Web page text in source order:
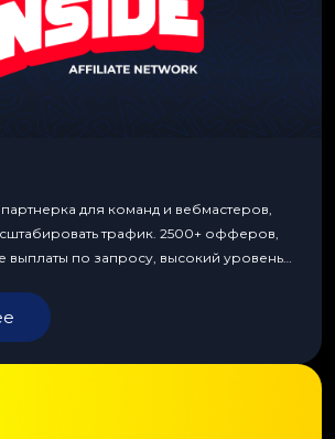
для команд и вебмастеров,
трафик. 2500+ офферов,
выплаты по запросу, высокий уровень